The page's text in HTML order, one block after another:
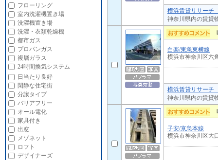
横浜賃貸リサーチ
神奈川県内の賃貸
白楽/東急東横線
横浜市神奈川区六
横浜賃貸リサーチ
神奈川県内の賃貸
子安/京急本線
横浜市神奈川区大
フローリング
室内洗濯機置き場
洗濯機置き場
洗濯・衣類乾燥機
都市ガス
プロパンガス
複層ガラス
24時間換気システム
日当たり良好
閑静な住宅街
分譲タイプ
バリアフリー
オール電化
家具付き
出窓
メゾネット
ロフト
デザイナーズ